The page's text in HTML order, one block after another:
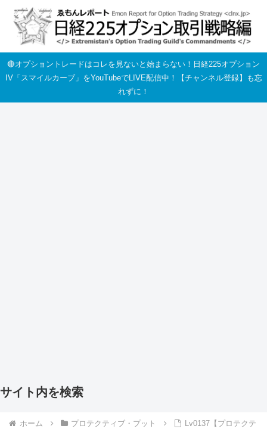
🔴オプショントレードはコレを見ないと始まらない！日経225オプション
IV「スマイルカーブ」をYouTubeでLIVE配信中！【チャンネル登録】も忘
れずに！
サイト内を検索
ホーム プロテクティブ・プット
Lv0137【プロテクテ